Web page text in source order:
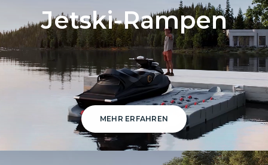
Jetski-Rampen
MEHR ERFAHREN